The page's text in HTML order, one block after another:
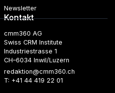
Newsletter
Kontakt
cmm360 AG
Swiss CRM Institute
Industriestrasse 1
CH–6034 Inwil/Luzern
redaktion@cmm360.ch
T: +41 44 419 22 01